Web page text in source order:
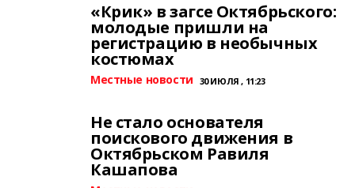
«Крик» в загсе Октябрьского:
молодые пришли на
регистрацию в необычных
костюмах
Местные новости 30 ИЮЛЯ , 11:23
Не стало основателя
поискового движения в
Октябрьском Равиля
Кашапова